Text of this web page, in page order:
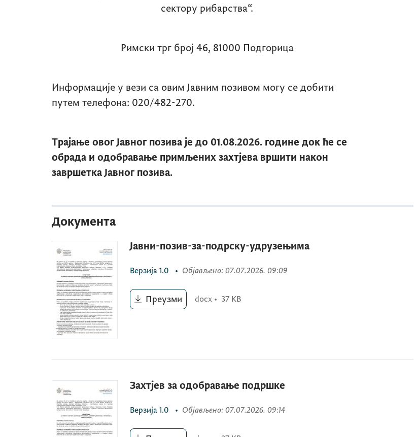
сектору рибарства“.
Римски трг број 46, 81000 Подгорица
Информације у вези са овим Јавним позивом могу се добити
путем телефона: 020/482-270.
Трајање овог Јавног позива је до 01.08.2026. године док ће се
обрада и одобравање примљених захтјева вршити након
завршетка Јавног позива.
Документа
Јавни-позив-за-подрску-удрузењима
Верзија 1.0 • Објављено: 07.07.2026. 09:09
Преузми docx • 37 KB
Захтјев за одобравање подршке
Верзија 1.0 • Објављено: 07.07.2026. 09:14